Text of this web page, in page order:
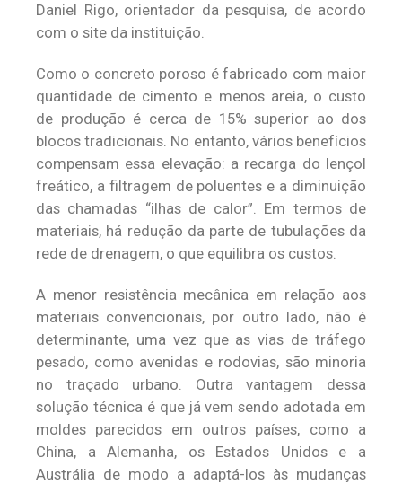
Daniel Rigo, orientador da pesquisa, de acordo
com o site da instituição.
Como o concreto poroso é fabricado com maior
quantidade de cimento e menos areia, o custo
de produção é cerca de 15% superior ao dos
blocos tradicionais. No entanto, vários benefícios
compensam essa elevação: a recarga do lençol
freático, a filtragem de poluentes e a diminuição
das chamadas “ilhas de calor”. Em termos de
materiais, há redução da parte de tubulações da
rede de drenagem, o que equilibra os custos.
A menor resistência mecânica em relação aos
materiais convencionais, por outro lado, não é
determinante, uma vez que as vias de tráfego
pesado, como avenidas e rodovias, são minoria
no traçado urbano. Outra vantagem dessa
solução técnica é que já vem sendo adotada em
moldes parecidos em outros países, como a
China, a Alemanha, os Estados Unidos e a
Austrália de modo a adaptá-los às mudanças